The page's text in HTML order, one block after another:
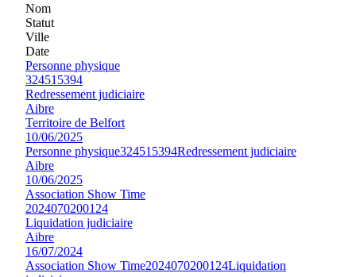
Nom
Statut
Ville
Date
Personne physique
324515394
Redressement judiciaire
Aibre
Territoire de Belfort
10/06/2025
Personne physique324515394Redressement judiciaire
Aibre
10/06/2025
Association Show Time
2024070200124
Liquidation judiciaire
Aibre
16/07/2024
Association Show Time2024070200124Liquidation